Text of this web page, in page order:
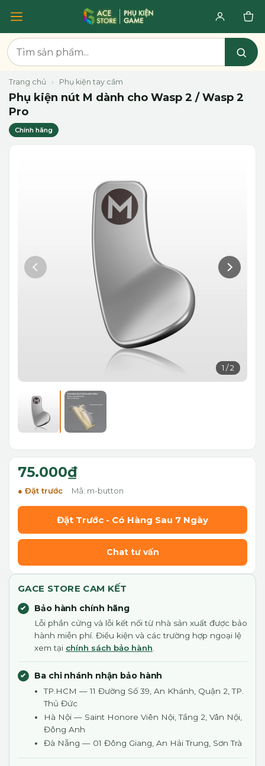
Trang chủ › Phụ kiện tay cầm
Phụ kiện nút M dành cho Wasp 2 / Wasp 2
Pro
Chính hãng
1 /2
75.000₫
Đặt trước Mã: m-button
Đặt Trước - Có Hàng Sau 7 Ngày
Chat tư vấn
GACE STORE CAM KẾT
Bảo hành chính hãng
Lỗi phần cứng và lỗi kết nối từ nhà sản xuất được bảo
hành miễn phí. Điều kiện và các trường hợp ngoại lệ
xem tại chính sách bảo hành
Ba chi nhánh nhận bảo hành
TP.HCM — 11 Đường Số 39, An Khánh, Quận 2, TP.
Thủ Đức
Hà Nội — Saint Honore Viên Nội, Tầng 2, Vân Nội,
Đông Anh
Đà Nẵng — 01 Đông Giang, An Hải Trung, Sơn Trà